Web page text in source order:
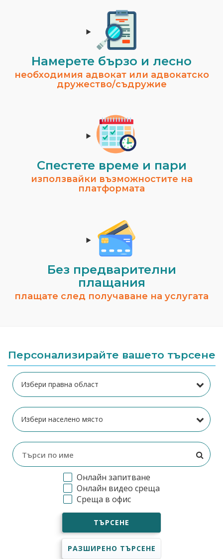
Намерете бързо и лесно
необходимия адвокат или адвокатско
дружество/съдружие
Спестeте време и пари
използвайки възможностите на
платформата
Без предварителни
плащания
плащате след получаване на услугата
Персонализирайте вашето търсене
Онлайн запитване
Онлайн видео среща
Среща в офис
ТЪРСЕНЕ
РАЗШИРЕНО ТЪРСЕНЕ